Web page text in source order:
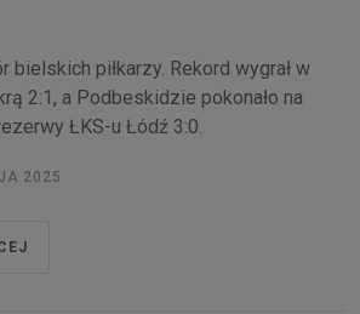
bielskich piłkarzy. Rekord wygrał w
2:1, a Podbeskidzie pokonało na
ŁKS-u Łódź 3:0.
2025